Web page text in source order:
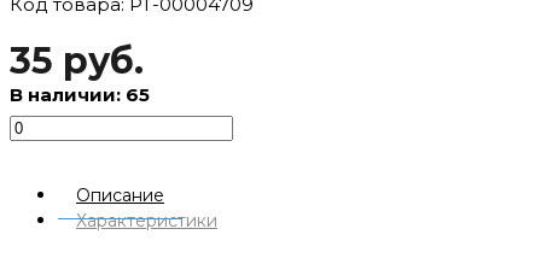
35 руб.
В наличии: 65
Описание
Характеристики